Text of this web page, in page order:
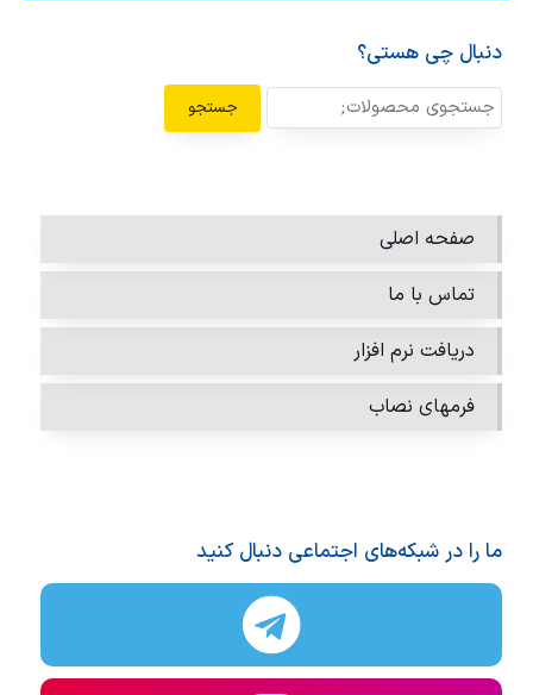
دنبال چی هستی؟
جستجو
صفحه اصلی
تماس با ما
دریافت نرم افزار
فرمهای نصاب
ما را در شبکه‌های اجتماعی دنبال کنید